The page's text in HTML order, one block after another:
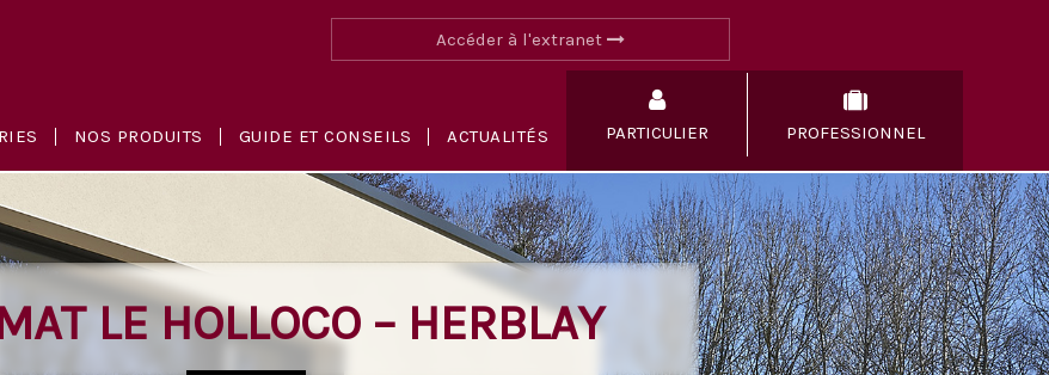
Accéder à l'extranet
NOS PRODUITS GUIDE ET CONSEILS ACTUALITÉS PARTICULIER PROFESSIONNEL
LE HOLLOCO – HERBLAY